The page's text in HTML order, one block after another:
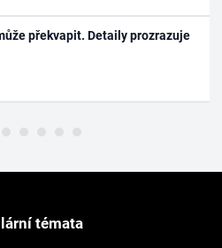
překvapit. Detaily prozrazuje
témata